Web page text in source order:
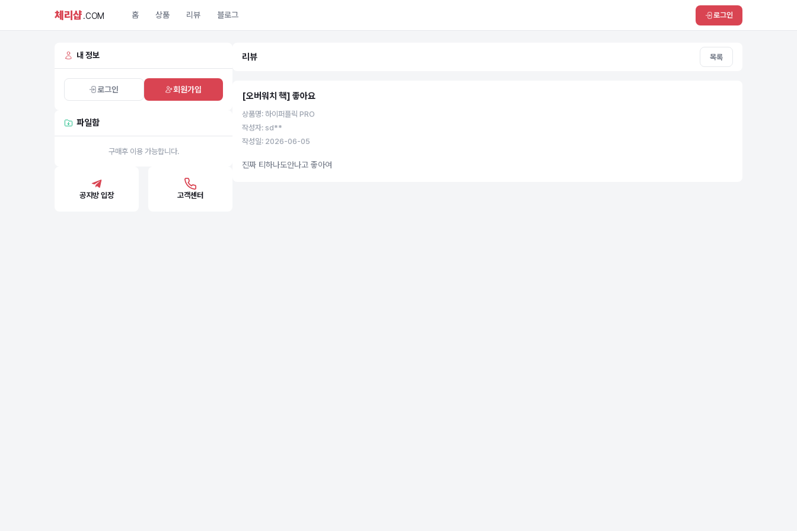
체리샵.COM 홈 상품 리뷰 블로그 로그인
내 정보
로그인 회원가입
파일함
구매후 이용 가능합니다.
공지방 입장 고객센터
리뷰 목록
[오버워치 핵] 좋아요
상품명: 하이퍼플릭 PRO
작성자: sd**
작성일: 2026-06-05
진짜 티하나도안나고 좋아여